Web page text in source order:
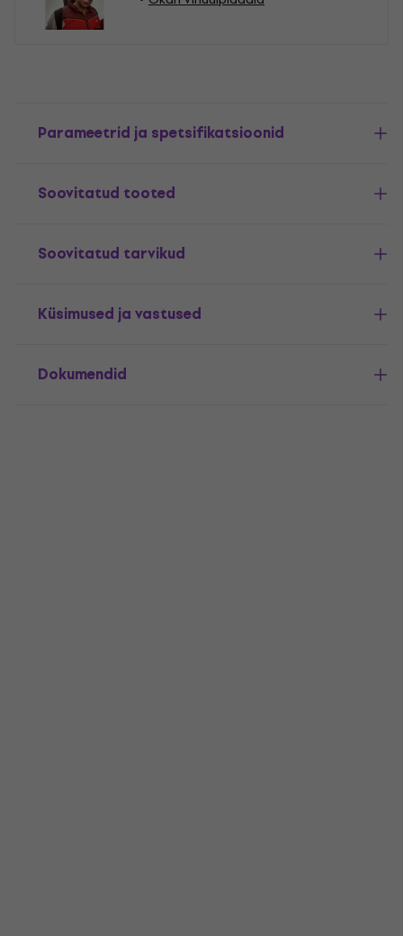
Parameetrid ja spetsifikatsioonid
Soovitatud tooted
Soovitatud tarvikud
Küsimused ja vastused
Dokumendid